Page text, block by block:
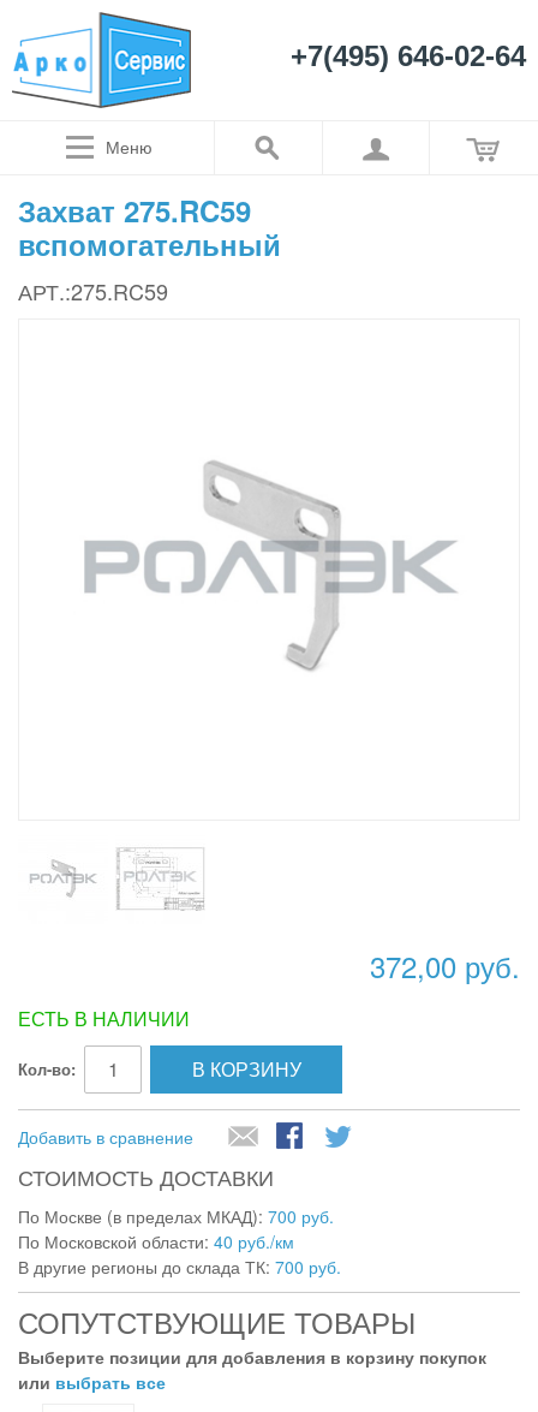
+7(495) 646-02-64
Меню
Захват 275.RC59
вспомогательный
АРТ.:275.RC59
372,00 руб.
ЕСТЬ В НАЛИЧИИ
Кол-во: В КОРЗИНУ
Добавить в сравнение
СТОИМОСТЬ ДОСТАВКИ
По Москве (в пределах МКАД): 700 руб.
По Московской области: 40 руб./км
В другие регионы до склада ТК: 700 руб.
СОПУТСТВУЮЩИЕ ТОВАРЫ
Выберите позиции для добавления в корзину покупок
или выбрать все